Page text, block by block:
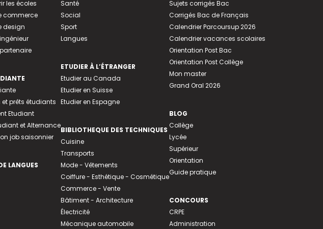
les écoles
commerce
design
et prêts étudiants
Etudiant
et Alternance
job saisonnier
LANGUES
Santé
Social
Sport
Langues
ETUDIER À L’ÉTRANGER
Etudier au Canada
Etudier en Suisse
Etudier en Espagne
BIBLIOTHEQUE DES TECHNIQUES
Cuisine
Transports
Mode - Vêtements
Coiffure - Esthétique - Cosmétique
Commerce - Vente
Bâtiment - Architecture
Électricité
Mécanique automobile
Sujets corrigés Bac
Corrigés Bac de Français
Calendrier Parcoursup 2026
Calendrier vacances scolaires
Orientation Post Bac
Orientation Post Collège
Mon master
Grand Oral 2026
BLOG
Collège
Lycée
Supérieur
Orientation
Guide pratique
CONCOURS
CRPE
Administration